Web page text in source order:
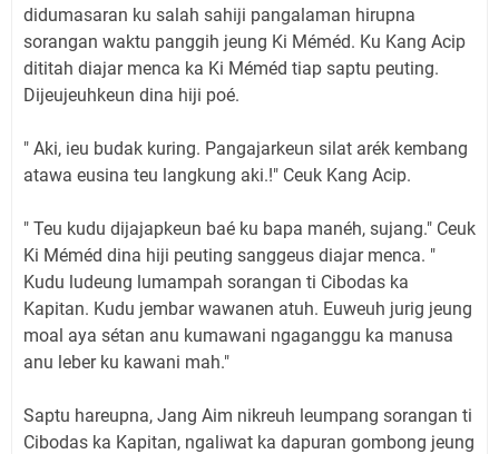
didumasaran ku salah sahiji pangalaman hirupna
sorangan waktu panggih jeung Ki Méméd. Ku Kang Acip
dititah diajar menca ka Ki Méméd tiap saptu peuting.
Dijeujeuhkeun dina hiji poé.
" Aki, ieu budak kuring. Pangajarkeun silat arék kembang
atawa eusina teu langkung aki.!" Ceuk Kang Acip.
" Teu kudu dijajapkeun baé ku bapa manéh, sujang." Ceuk
Ki Méméd dina hiji peuting sanggeus diajar menca. "
Kudu ludeung lumampah sorangan ti Cibodas ka
Kapitan. Kudu jembar wawanen atuh. Euweuh jurig jeung
moal aya sétan anu kumawani ngaganggu ka manusa
anu leber ku kawani mah."
Saptu hareupna, Jang Aim nikreuh leumpang sorangan ti
Cibodas ka Kapitan, ngaliwat ka dapuran gombong jeung